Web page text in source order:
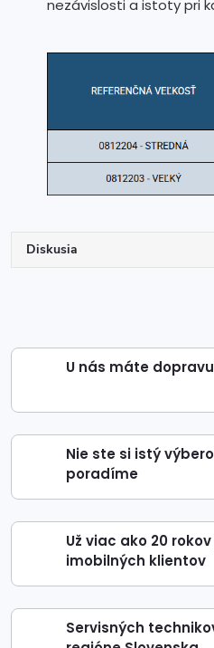
nezávislosti a istoty pri
Diskusia
U nás máte
Nie ste si istý
poradíme
Už viac ako 20
imobilných klientov
Servisných